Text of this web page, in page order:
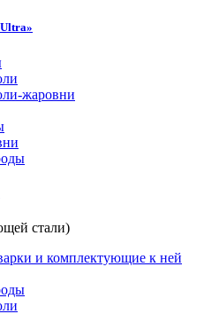
жаровни
стали)
и комплектующие к ней